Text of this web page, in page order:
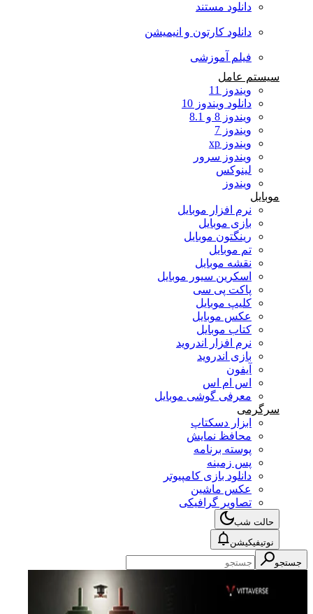
دانلود مستند
دانلود کارتون و انیمیشن
فیلم آموزشی
سیستم عامل
ویندوز 11
دانلود ویندوز 10
ویندوز 8 و 8.1
ویندوز 7
ویندوز xp
ویندوز سرور
لینوکس
ویندوز
موبایل
نرم افزار موبایل
بازی موبایل
رینگتون موبایل
تم موبایل
نقشه موبایل
اسکرین سیور موبایل
پاکت پی سی
کلیپ موبایل
عکس موبایل
کتاب موبایل
نرم افزار اندروید
بازی اندروید
آیفون
اس ام اس
معرفی گوشی موبایل
سرگرمی
ابزار دسکتاپ
محافظ نمایش
پوسته برنامه
پس زمینه
دانلود بازی کامپیوتر
عکس ماشین
تصاویر گرافیکی
حالت شب
نوتیفیکیشن
جستجو